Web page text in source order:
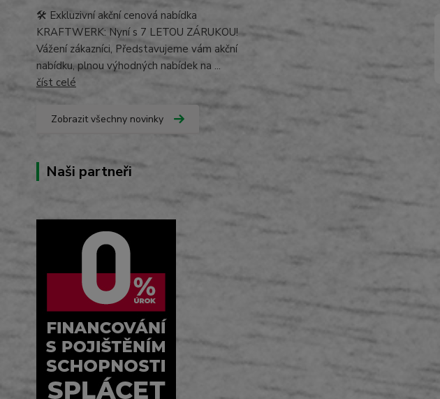
🛠️ Exkluzivní akční cenová nabídka
KRAFTWERK: Nyní s 7 LETOU ZÁRUKOU!
Vážení zákazníci, Představujeme vám akční
nabídku, plnou výhodných nabídek na ...
číst celé
Zobrazit všechny novinky
Naši partneři